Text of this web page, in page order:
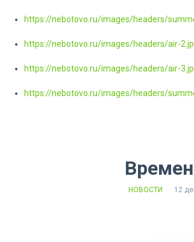
https://nebotovo.ru/images/headers/
https://nebotovo.ru/images/headers/air-
https://nebotovo.ru/images/headers/air-
https://nebotovo.ru/images/headers/
НОВОСТИ 12